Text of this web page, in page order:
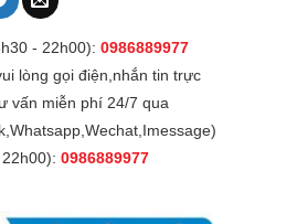
- 22h00): 0986889977
lòng gọi điện,nhắn tin trực
vấn miễn phí 24/7 qua
0986889977